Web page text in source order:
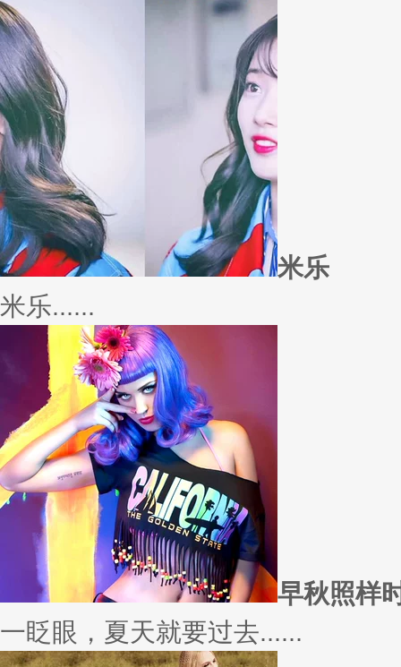
冬季绚烂，少不了羽绒服、毛呢
若......